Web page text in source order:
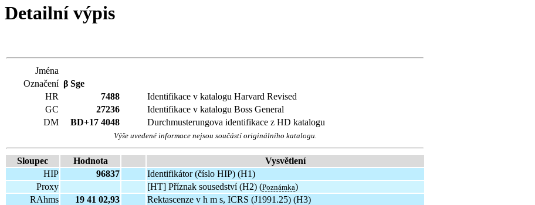
Detailní výpis
Jména
Označení β Sge
HR
7488
Identifikace v katalogu Harvard Revised
GC
27236
Identifikace v katalogu Boss General
DM
BD+17 4048 Durchmusterungova identifikace z HD katalogu
Výše uvedené informace nejsou součástí originálního katalogu.
Sloupec Hodnota
Vysvětlení
HIP
96837
Identifikátor (číslo HIP) (H1)
Proxy
[HT] Příznak sousedství (H2) (Poznámka)
RAhms
19 41 02,93
Rektascenze v h m s, ICRS (J1991.25) (H3)